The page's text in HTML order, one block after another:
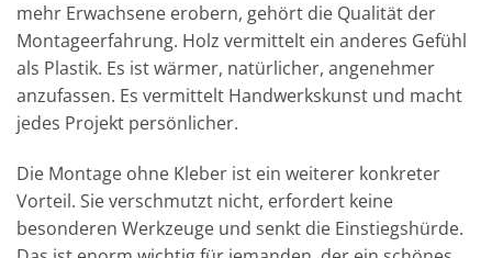
mehr Erwachsene erobern, gehört die Qualität der
Montageerfahrung. Holz vermittelt ein anderes Gefühl
als Plastik. Es ist wärmer, natürlicher, angenehmer
anzufassen. Es vermittelt Handwerkskunst und macht
jedes Projekt persönlicher.
Die Montage ohne Kleber ist ein weiterer konkreter
Vorteil. Sie verschmutzt nicht, erfordert keine
besonderen Werkzeuge und senkt die Einstiegshürde.